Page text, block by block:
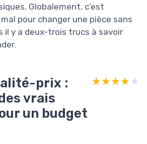
Globalement, c’est
pour changer une pièce sans
il y a deux-trois trucs à savoir
prix :
vrais
un budget
★★★★★
★★★★★